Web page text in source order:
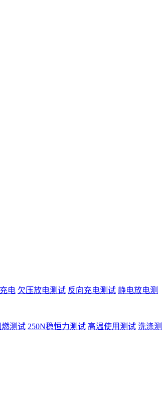
电 欠压放电测试 反向充电测试 静电放电测
燃测试 250N稳恒力测试 高温使用测试 洗涤测